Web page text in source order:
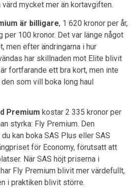
värd mycket mer än kortavgiften.
är billigare, 1 620 kronor per år,
per 100 kronor. Det var länge något
men efter ändringarna i hur
har skillnaden mot Elite blivit
fortfarande ett bra kort, men inte
som vill boka long haul
Premium kostar 2 335 kronor per
styrka: Fly Premium. Den
kan boka SAS Plus eller SAS
för Economy, förutsatt att
När SAS höjt priserna i
Fly Premium blivit mer värdefullt,
i praktiken blivit större.